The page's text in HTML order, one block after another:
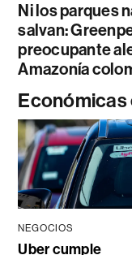
Ni los parques
salvan:
preocupante
Amazonía
Económicas
NEGOCIOS
Uber cumple